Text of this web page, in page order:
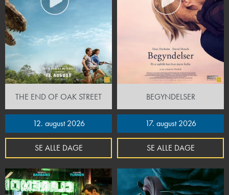
THE END OF OAK STREET
12. august 2026
SE ALLE DAGE
BEGYNDELSER
17. august 2026
SE ALLE DAGE